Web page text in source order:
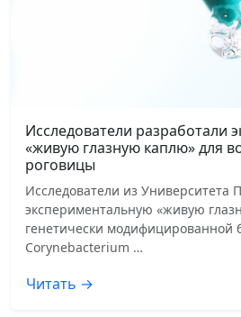
Исследователи разработали
«живую глазную каплю» для
роговицы
Исследователи из Университета
экспериментальную «живую
генетически модифицированной
Corynebacterium …
Читать →